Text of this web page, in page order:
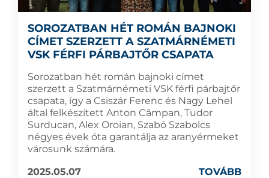
SOROZATBAN HÉT ROMÁN BAJNOKI
CÍMET SZERZETT A SZATMÁRNÉMETI
VSK FÉRFI PÁRBAJTŐR CSAPATA
Sorozatban hét román bajnoki címet
szerzett a Szatmárnémeti VSK férfi párbajtőr
csapata, így a Csiszár Ferenc és Nagy Lehel
által felkészített Anton Câmpan, Tudor
Surducan, Alex Oroian, Szabó Szabolcs
négyes évek óta garantálja az aranyérmeket
városunk számára.
2025.05.07
TOVÁBB